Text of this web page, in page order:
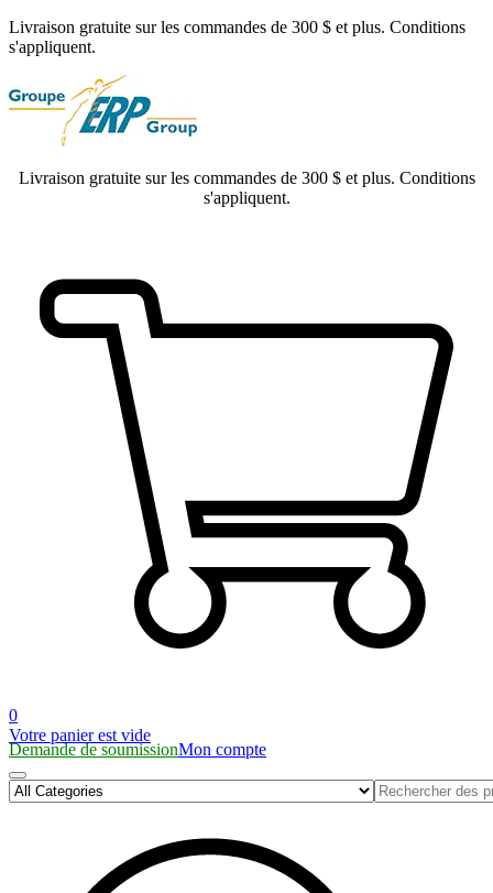
Livraison gratuite sur les commandes de 300 $ et plus. Conditions
s'appliquent.
Livraison gratuite sur les commandes de 300 $ et plus. Conditions
s'appliquent.
0
Votre panier est vide
Demande de soumissionMon compte